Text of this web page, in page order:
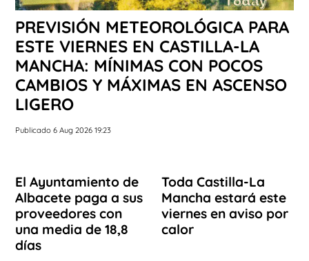
PREVISIÓN METEOROLÓGICA PARA
ESTE VIERNES EN CASTILLA-LA
MANCHA: MÍNIMAS CON POCOS
CAMBIOS Y MÁXIMAS EN ASCENSO
LIGERO
Publicado 6 Aug 2026 19:23
El Ayuntamiento de
Albacete paga a sus
proveedores con
una media de 18,8
días
Toda Castilla-La
Mancha estará este
viernes en aviso por
calor